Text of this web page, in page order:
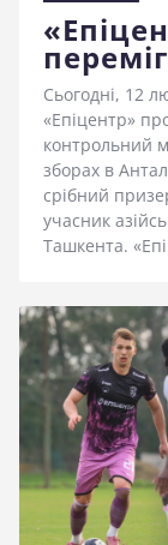
Сьогодні, 12
«Епіцентр»
контрольний
зборах в
срібний
учасник
Ташкента.